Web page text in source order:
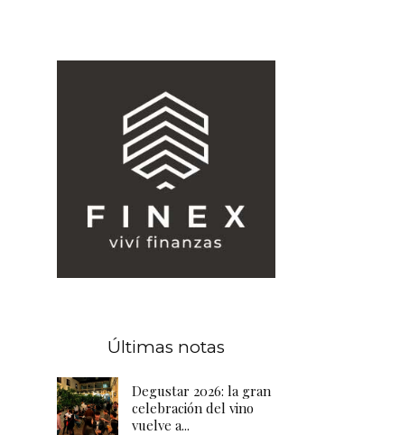
Últimas notas
Degustar 2026: la gran
celebración del vino
vuelve a...